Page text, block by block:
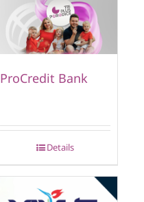
ProCredit Bank
Details